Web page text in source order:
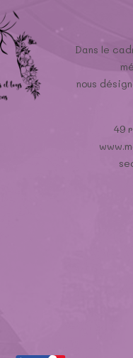
Dans le
nous
49